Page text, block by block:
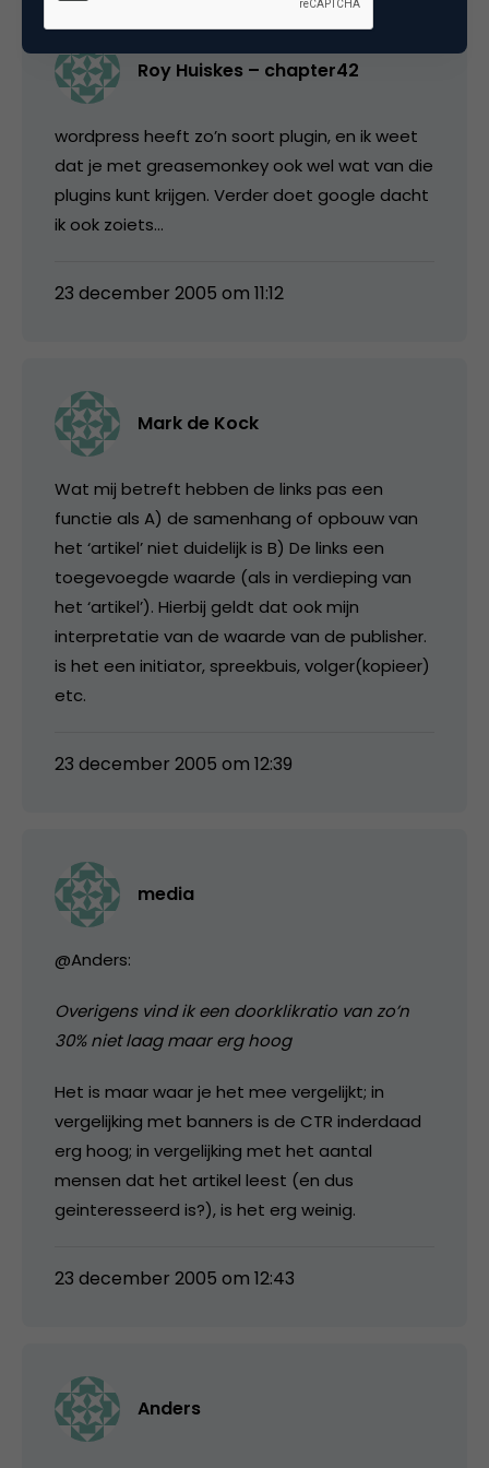
Roy Huiskes – chapter42
wordpress heeft zo’n soort plugin, en ik weet
dat je met greasemonkey ook wel wat van die
plugins kunt krijgen. Verder doet google dacht
ik ook zoiets…
23 december 2005 om 11:12
Mark de Kock
Wat mij betreft hebben de links pas een
functie als A) de samenhang of opbouw van
het ‘artikel’ niet duidelijk is B) De links een
toegevoegde waarde (als in verdieping van
het ‘artikel’). Hierbij geldt dat ook mijn
interpretatie van de waarde van de publisher.
is het een initiator, spreekbuis, volger(kopieer)
etc.
23 december 2005 om 12:39
media
@Anders:
Overigens vind ik een doorklikratio van zo’n
30% niet laag maar erg hoog
Het is maar waar je het mee vergelijkt; in
vergelijking met banners is de CTR inderdaad
erg hoog; in vergelijking met het aantal
mensen dat het artikel leest (en dus
geinteresseerd is?), is het erg weinig.
23 december 2005 om 12:43
Anders